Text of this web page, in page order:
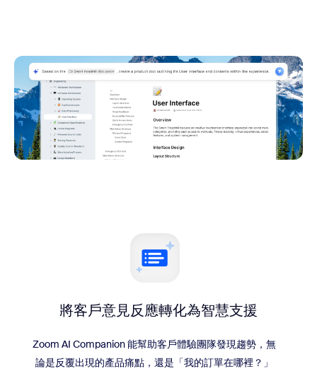
將客戶意見反應轉化為智慧支援
Zoom AI Companion 能幫助客戶體驗團隊發現趨勢，無
論是反覆出現的產品痛點，還是「我的訂單在哪裡？」